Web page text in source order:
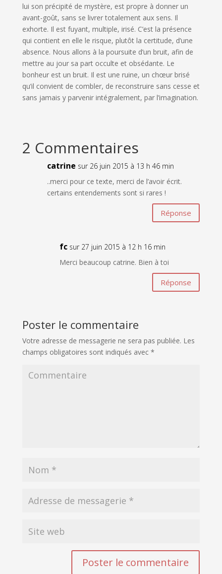
lui son précipité de mystère, est propre à donner un
avant-goût, sans se livrer totalement aux sens. Il
exhorte. Il est fuyant, multiple, irisé. C’est la présence
qui contient en elle le risque, plutôt la certitude, d’une
absence. Nous allons à la poursuite d’un bruit, afin de
mettre au jour sa part occulte et obsédante. Le
bonheur est un bruit. Il est une ruine, un chœur brisé
qu’il convient de combler, de reconstruire sans cesse et
sans jamais y parvenir intégralement, par l’imagination.
2 Commentaires
catrine sur 26 juin 2015 à 13 h 46 min
..merci pour ce texte, merci de l’avoir écrit.
certains entendements sont si rares !
Réponse
fc sur 27 juin 2015 à 12 h 16 min
Merci beaucoup catrine. Bien à toi
Réponse
Poster le commentaire
Votre adresse de messagerie ne sera pas publiée. Les
champs obligatoires sont indiqués avec *